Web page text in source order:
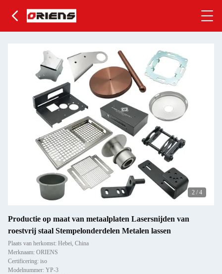
2 / 4
Productie op maat van metaalplaten Lasersnijden van
roestvrij staal Stempelonderdelen Metalen lassen
Plaats van herkomst: Hebei, China
Merknaam: ORIENS
Certificering: iso
Modelnummer: YP-3